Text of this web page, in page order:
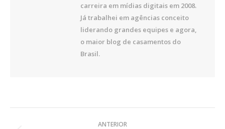
carreira em mídias digitais em 2008.
Já trabalhei em agências conceito
liderando grandes equipes e agora,
o maior blog de casamentos do
Brasil.
ANTERIOR